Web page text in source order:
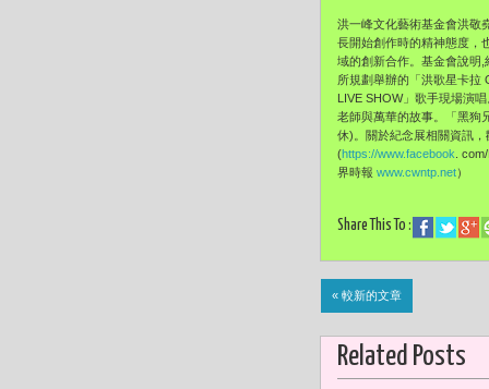
洪一峰文化藝術基金會洪敬
長開始創作時的精神態度，
域的創新合作。基金會說明
所規劃舉辦的「洪歌星卡拉
LIVE SHOW」歌手現場演
老師與萬華的故事。「黑狗
休)。關於紀念展相關資訊
(https://www.facebook .
界時報 www.cwntp.net）
Share This To :
« 較新的文章
Related Posts